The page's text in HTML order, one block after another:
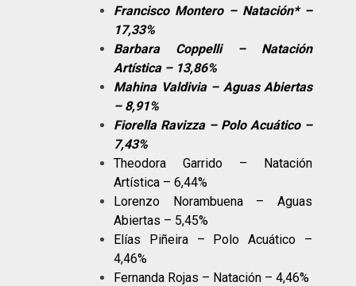
Francisco Montero – Natación* –
17,33%
Barbara Coppelli – Natación
Artística – 13,86%
Mahina Valdivia – Aguas Abiertas
– 8,91%
Fiorella Ravizza – Polo Acuático –
7,43%
Theodora Garrido – Natación
Artística – 6,44%
Lorenzo Norambuena – Aguas
Abiertas – 5,45%
Elías Piñeira – Polo Acuático –
4,46%
Fernanda Rojas – Natación – 4,46%